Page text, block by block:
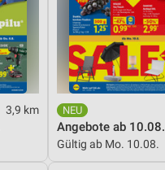
3,9 km
Angebote ab 10.08.
Gültig ab Mo. 10.08.